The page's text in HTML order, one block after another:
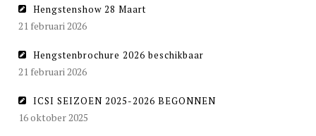
Hengstenshow 28 Maart
21 februari 2026
Hengstenbrochure 2026 beschikbaar
21 februari 2026
ICSI SEIZOEN 2025-2026 BEGONNEN
16 oktober 2025